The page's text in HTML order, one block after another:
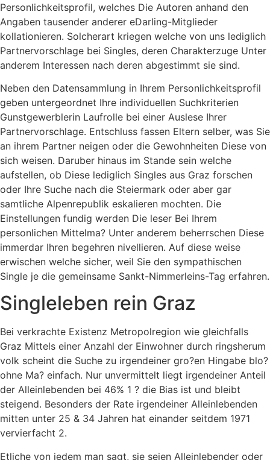
Personlichkeitsprofil, welches Die Autoren anhand den
Angaben tausender anderer eDarling-Mitglieder
kollationieren. Solcherart kriegen welche von uns lediglich
Partnervorschlage bei Singles, deren Charakterzuge Unter
anderem Interessen nach deren abgestimmt sie sind.
Neben den Datensammlung in Ihrem Personlichkeitsprofil
geben untergeordnet Ihre individuellen Suchkriterien
Gunstgewerblerin Laufrolle bei einer Auslese Ihrer
Partnervorschlage. Entschluss fassen Eltern selber, was Sie
an ihrem Partner neigen oder die Gewohnheiten Diese von
sich weisen. Daruber hinaus im Stande sein welche
aufstellen, ob Diese lediglich Singles aus Graz forschen
oder Ihre Suche nach die Steiermark oder aber gar
samtliche Alpenrepublik eskalieren mochten. Die
Einstellungen fundig werden Die leser Bei Ihrem
personlichen Mittelma? Unter anderem beherrschen Diese
immerdar Ihren begehren nivellieren. Auf diese weise
erwischen welche sicher, weil Sie den sympathischen
Single je die gemeinsame Sankt-Nimmerleins-Tag erfahren.
Singleleben rein Graz
Bei verkrachte Existenz Metropolregion wie gleichfalls
Graz Mittels einer Anzahl der Einwohner durch ringsherum
volk scheint die Suche zu irgendeiner gro?en Hingabe blo?
ohne Ma? einfach. Nur unvermittelt liegt irgendeiner Anteil
der Alleinlebenden bei 46% 1 ? die Bias ist und bleibt
steigend. Besonders der Rate irgendeiner Alleinlebenden
mitten unter 25 & 34 Jahren hat einander seitdem 1971
vervierfacht 2.
Etliche von jedem man sagt, sie seien Alleinlebender oder